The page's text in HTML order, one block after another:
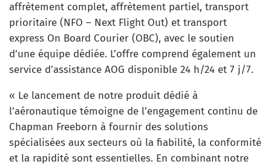
affrètement complet, affrètement partiel, transport
prioritaire (NFO – Next Flight Out) et transport
express On Board Courier (OBC), avec le soutien
d’une équipe dédiée. L’offre comprend également un
service d’assistance AOG disponible 24 h/24 et 7 j/7.
« Le lancement de notre produit dédié à
l’aéronautique témoigne de l’engagement continu de
Chapman Freeborn à fournir des solutions
spécialisées aux secteurs où la fiabilité, la conformité
et la rapidité sont essentielles. En combinant notre